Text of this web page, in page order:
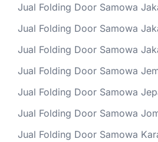
Jual Folding Door Samowa
Jual Folding Door Samowa
Jual Folding Door Samowa
Jual Folding Door Samowa
Jual Folding Door Samowa
Jual Folding Door Samowa
Jual Folding Door Samowa